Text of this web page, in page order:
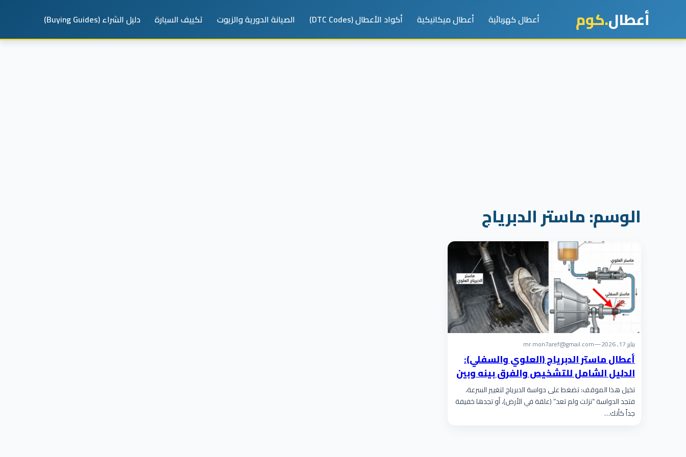
أعطال.كوم أعطال كهربائية أعطال ميكانيكية أكواد الأعطال (DTC Codes) الصيانة الدورية والزيوت تكييف السيارة دليل الشراء (Buying Guides)
الوسم:ماستر الدبرياج
يناير 17, 2026 —
mr.mon7aref@gmail.com
أعطال ماستر الدبرياج (العلوي والسفلي):
الدليل الشامل للتشخيص والفرق بينه وبين
الأسطوانة
تخيل هذا الموقف: تضغط على دواسة الدبرياج لتغيير السرعة،
فتجد الدواسة “نزلت ولم تعد” (علقة في الأرض)، أو تجدها خفيفة
جداً كأنك…